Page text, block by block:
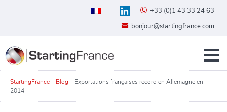
+33 (0)1 43 33 24 63
bonjour@startingfrance.com
StartingFrance– Blog – Exportations françaises record en Allemagne en
2014